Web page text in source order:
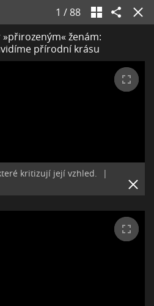
1 / 88
ženám:
přírodní krásu
kritizují její vzhled.
|